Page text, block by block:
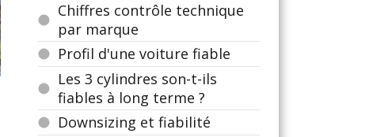
Chiffres contrôle technique
par marque
Profil d'une voiture fiable
Les 3 cylindres son-t-ils
fiables à long terme ?
Downsizing et fiabilité